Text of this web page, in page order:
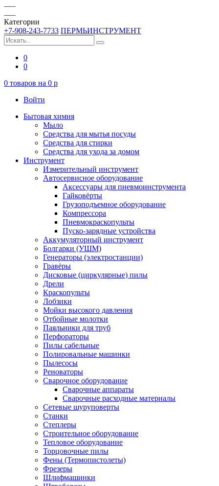
Категории
+7-908-243-7733 ПЕРМЬИНСТРУМЕНТ
0
0
0 товаров на 0 p
Войти
Бытовая химия
Мыло
Средства для мытья посуды
Средства для стирки
Средства для ухода за домом
Инструмент
Измерительный инструмент
Автосервисное оборудование
Аксессуары для пневмоинструмента
Гайковёрты
Грузоподъемное оборудование
Компрессора
Пневмокраскопульты
Пуско-зарядные устройства
Аккумуляторный инструмент
Болгарки (УШМ)
Генераторы (электростанции)
Гравёры
Дисковые (циркулярные) пилы
Дрели
Краскопульты
Лобзики
Мойки высокого давления
Отбойные молотки
Паяльники для труб
Перфораторы
Пилы сабельные
Полировальные машинки
Пылесосы
Реноваторы
Сварочное оборудование
Сварочные аппараты
Сварочные расходные материалы
Сетевые шуруповерты
Станки
Степлеры
Строительное оборудование
Тепловое оборудование
Торцовочные пилы
Фены (Термопистолеты)
Фрезеры
Шлифмашинки